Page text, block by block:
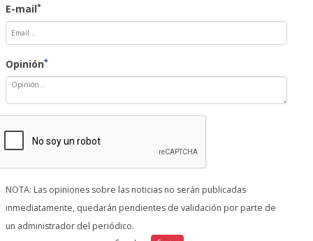
E-mail*
Opinión*
NOTA: Las opiniones sobre las noticias no serán publicadas
inmediatamente, quedarán pendientes de validación por parte de
un administrador del periódico.